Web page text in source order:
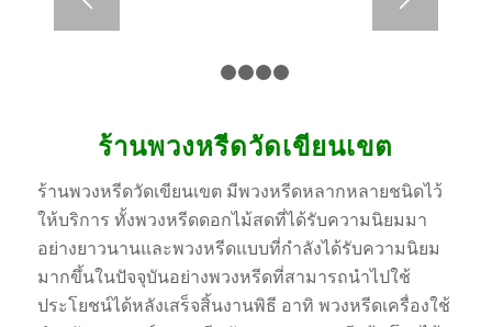
ร้านพวงหรีดวัดเขียนเขต
ร้านพวงหรีดวัดเขียนเขต มีพวงหรีดหลากหลายชนิดไว้
ให้บริการ ทั้งพวงหรีดดอกไม้สดที่ได้รับความนิยมมา
อย่างยาวนานและพวงหรีดแบบที่กำลังได้รับความนิยม
มากขึ้นในปัจจุบันอย่างพวงหรีดที่สามารถนำไปใช้
ประโยชน์ได้หลังเสร็จสิ้นงานพิธี อาทิ พวงหรีดเครื่องใช้